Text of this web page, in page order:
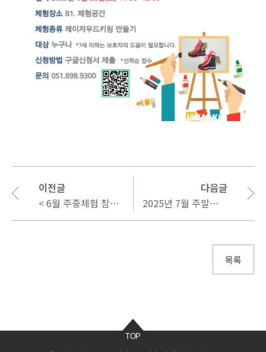
이전글
< 6월 주중체험 참여단체/기관 모집 >
다음글
2025년 7월 주말체험 참여자 모집
목록
TOP